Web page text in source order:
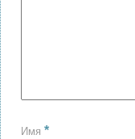
Имя *